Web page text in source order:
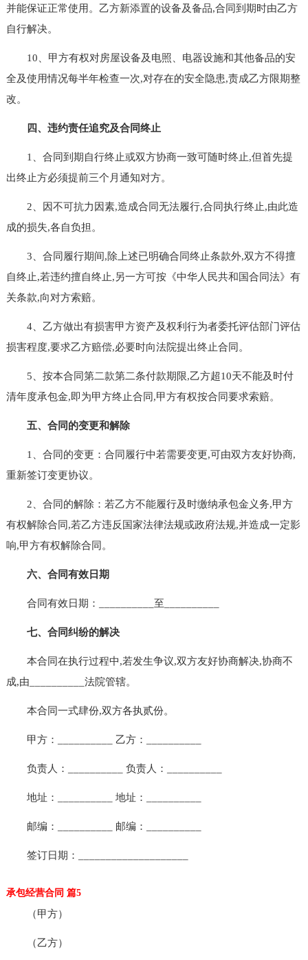
并能保证正常使用。乙方新添置的设备及备品,合同到期时由乙方
自行解决。
10、甲方有权对房屋设备及电照、电器设施和其他备品的安
全及使用情况每半年检查一次,对存在的安全隐患,责成乙方限期整
改。
四、违约责任追究及合同终止
1、合同到期自行终止或双方协商一致可随时终止,但首先提
出终止方必须提前三个月通知对方。
2、因不可抗力因素,造成合同无法履行,合同执行终止,由此造
成的损失,各自负担。
3、合同履行期间,除上述已明确合同终止条款外,双方不得擅
自终止,若违约擅自终止,另一方可按《中华人民共和国合同法》有
关条款,向对方索赔。
4、乙方做出有损害甲方资产及权利行为者委托评估部门评估
损害程度,要求乙方赔偿,必要时向法院提出终止合同。
5、按本合同第二款第二条付款期限,乙方超10天不能及时付
清年度承包金,即为甲方终止合同,甲方有权按合同要求索赔。
五、合同的变更和解除
1、合同的变更：合同履行中若需要变更,可由双方友好协商,
重新签订变更协议。
2、合同的解除：若乙方不能履行及时缴纳承包金义务,甲方
有权解除合同,若乙方违反国家法律法规或政府法规,并造成一定影
响,甲方有权解除合同。
六、合同有效日期
合同有效日期：__________至__________
七、合同纠纷的解决
本合同在执行过程中,若发生争议,双方友好协商解决,协商不
成,由__________法院管辖。
本合同一式肆份,双方各执贰份。
甲方：__________ 乙方：__________
负责人：__________ 负责人：__________
地址：__________ 地址：__________
邮编：__________ 邮编：__________
签订日期：____________________
承包经营合同 篇5
（甲方）
（乙方）